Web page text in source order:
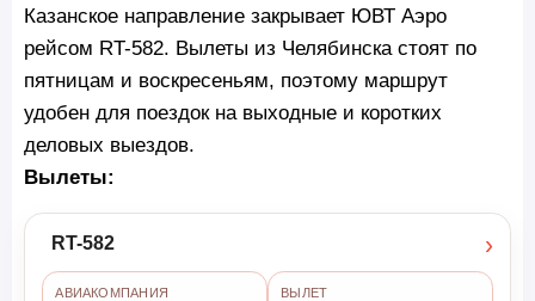
Казанское направление закрывает ЮВТ Аэро
рейсом RT-582. Вылеты из Челябинска стоят по
пятницам и воскресеньям, поэтому маршрут
удобен для поездок на выходные и коротких
деловых выездов.
Вылеты:
RT-582 ›
АВИАКОМПАНИЯ ВЫЛЕТ